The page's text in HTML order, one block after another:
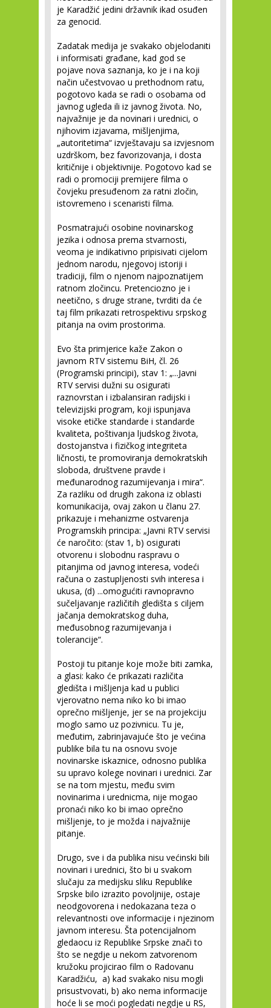
je Karadžić jedini državnik ikad osuđen
za genocid.
Zadatak medija je svakako objelodaniti
i informisati građane, kad god se
pojave nova saznanja, ko je i na koji
način učestvovao u prethodnom ratu,
pogotovo kada se radi o osobama od
javnog ugleda ili iz javnog života. No,
najvažnije je da novinari i urednici, o
njihovim izjavama, mišljenjima,
„autoritetima“ izvještavaju sa izvjesnom
uzdrškom, bez favorizovanja, i dosta
kritičnije i objektivnije. Pogotovo kad se
radi o promociji premijere filma o
čovjeku presuđenom za ratni zločin,
istovremeno i scenaristi filma.
Posmatrajući osobine novinarskog
jezika i odnosa prema stvarnosti,
veoma je indikativno pripisivati cijelom
jednom narodu, njegovoj istoriji i
tradiciji, film o njenom najpoznatijem
ratnom zločincu. Pretenciozno je i
neetično, s druge strane, tvrditi da će
taj film prikazati retrospektivu srpskog
pitanja na ovim prostorima.
Evo šta primjerice kaže Zakon o
javnom RTV sistemu BiH, čl. 26
(Programski principi), stav 1: „...Javni
RTV servisi dužni su osigurati
raznovrstan i izbalansiran radijski i
televizijski program, koji ispunjava
visoke etičke standarde i standarde
kvaliteta, poštivanja ljudskog života,
dostojanstva i fizičkog integriteta
ličnosti, te promoviranja demokratskih
sloboda, društvene pravde i
međunarodnog razumijevanja i mira“.
Za razliku od drugih zakona iz oblasti
komunikacija, ovaj zakon u članu 27.
prikazuje i mehanizme ostvarenja
Programskih principa: „Javni RTV servisi
će naročito: (stav 1, b) osigurati
otvorenu i slobodnu raspravu o
pitanjima od javnog interesa, vodeći
računa o zastupljenosti svih interesa i
ukusa, (d) ...omogućiti ravnopravno
sučeljavanje različitih gledišta s ciljem
jačanja demokratskog duha,
međusobnog razumijevanja i
tolerancije“.
Postoji tu pitanje koje može biti zamka,
a glasi: kako će prikazati različita
gledišta i mišljenja kad u publici
vjerovatno nema niko ko bi imao
oprečno mišljenje, jer se na projekciju
moglo samo uz pozivnicu. Tu je,
međutim, zabrinjavajuće što je većina
publike bila tu na osnovu svoje
novinarske iskaznice, odnosno publika
su upravo kolege novinari i urednici. Zar
se na tom mjestu, među svim
novinarima i urednicma, nije mogao
pronaći niko ko bi imao oprečno
mišljenje, to je možda i najvažnije
pitanje.
Drugo, sve i da publika nisu većinski bili
novinari i urednici, što bi u svakom
slučaju za medijsku sliku Republike
Srpske bilo izrazito povoljnije, ostaje
neodgovorena i nedokazana teza o
relevantnosti ove informacije i njezinom
javnom interesu. Šta potencijalnom
gledaocu iz Republike Srpske znači to
što se negdje u nekom zatvorenom
kružoku projicirao film o Radovanu
Karadžiću, a) kad svakako nisu mogli
prisustvovati, b) ako nema informacije
hoće li se moći pogledati negdje u RS,